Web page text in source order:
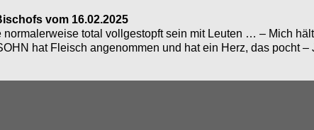
vom 16.02.2025
total vollgestopft sein mit Leuten … – Mich
hat Fleisch angenom­men und hat ein Herz, das pocht